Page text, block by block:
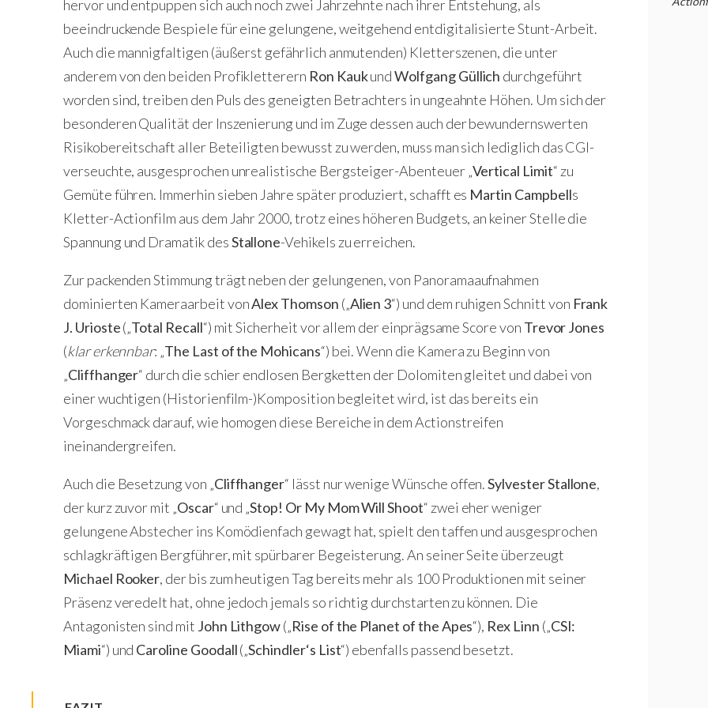
hervor und entpuppen sich auch noch zwei Jahrzehnte nach ihrer Entstehung, als
beeindruckende Bespiele für eine gelungene, weitgehend entdigitalisierte Stunt-Arbeit.
Auch die mannigfaltigen (äußerst gefährlich anmutenden) Kletterszenen, die unter
anderem von den beiden Profikletterern Ron KaukundWolfgang Güllich durchgeführt
worden sind, treiben den Puls des geneigten Betrachters in ungeahnte Höhen. Um sich der
besonderen Qualität der Inszenierung und im Zuge dessen auch der bewundernswerten
Risikobereitschaft aller Beteiligten bewusst zu werden, muss man sich lediglich das CGI-
verseuchte, ausgesprochen unrealistische Bergsteiger-Abenteuer „Vertical Limit“ zu
Gemüte führen. Immerhin sieben Jahre später produziert, schafft es Martin Campbells
Kletter-Actionfilm aus dem Jahr 2000, trotz eines höheren Budgets, an keiner Stelle die
Spannung und Dramatik desStallone-Vehikels zu erreichen.
Zur packenden Stimmung trägt neben der gelungenen, von Panoramaaufnahmen
dominierten Kameraarbeit vonAlex Thomson („Alien 3“) und dem ruhigen Schnitt von Frank
J. Urioste(„Total Recall“) mit Sicherheit vor allem der einprägsame Score von Trevor Jones
(klar erkennbar: „The Last of the Mohicans“) bei. Wenn die Kamera zu Beginn von
„Cliffhanger“ durch die schier endlosen Bergketten der Dolomiten gleitet und dabei von
einer wuchtigen (Historienfilm-)Komposition begleitet wird, ist das bereits ein
Vorgeschmack darauf, wie homogen diese Bereiche in dem Actionstreifen
ineinandergreifen.
Auch die Besetzung von „Cliffhanger“ lässt nur wenige Wünsche offen.Sylvester Stallone,
der kurz zuvor mit „Oscar“ und „Stop! Or My Mom Will Shoot“ zwei eher weniger
gelungene Abstecher ins Komödienfach gewagt hat, spielt den taffen und ausgesprochen
schlagkräftigen Bergführer, mit spürbarer Begeisterung. An seiner Seite überzeugt
Michael Rooker, der bis zum heutigen Tag bereits mehr als 100 Produktionen mit seiner
Präsenz veredelt hat, ohne jedoch jemals so richtig durchstarten zu können. Die
Antagonisten sind mit John Lithgow(„Rise of the Planet of the Apes“), Rex Linn („CSI:
Miami“) und Caroline Goodall(„Schindler‘s List“) ebenfalls passend besetzt.